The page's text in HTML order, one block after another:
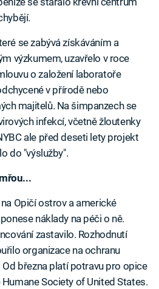
se zabývá získáváním a
výzkumem, uzavřelo v roce
o založení laboratoře
v přírodě nebo
majitelů. Na šimpanzech se
infekcí, včetně žloutenky
ale před deseti lety projekt
do "výslužby".
Opičí ostrov a americké
náklady na péči o ně.
zastavilo. Rozhodnutí
organizace na ochranu
Od března platí potravu pro opice
Society of United States.